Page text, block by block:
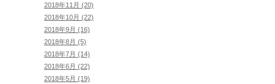
2018年11月 (20)
2018年10月 (22)
2018年9月 (16)
2018年8月 (5)
2018年7月 (14)
2018年6月 (22)
2018年5月 (19)